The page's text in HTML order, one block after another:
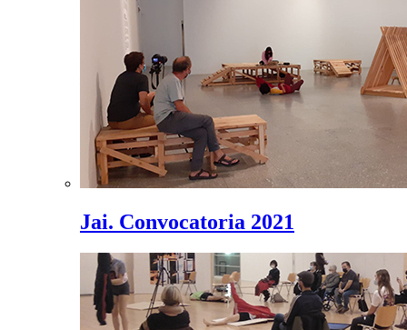
Jai. Convocatoria 2021